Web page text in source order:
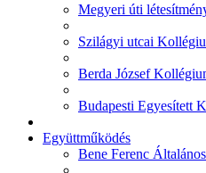
Megyeri úti
Szilágyi utcai
Berda József
Budapesti Egyesített
Együttműködés
Bene Ferenc